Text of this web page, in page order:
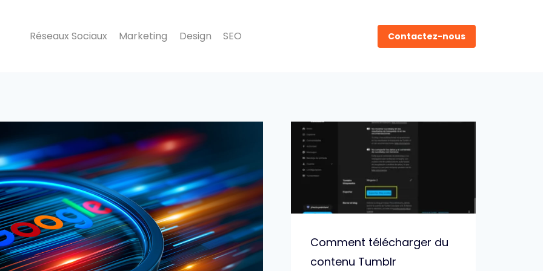
Réseaux Sociaux Marketing Design SEO Contactez-nous
Comment télécharger du
contenu Tumblr